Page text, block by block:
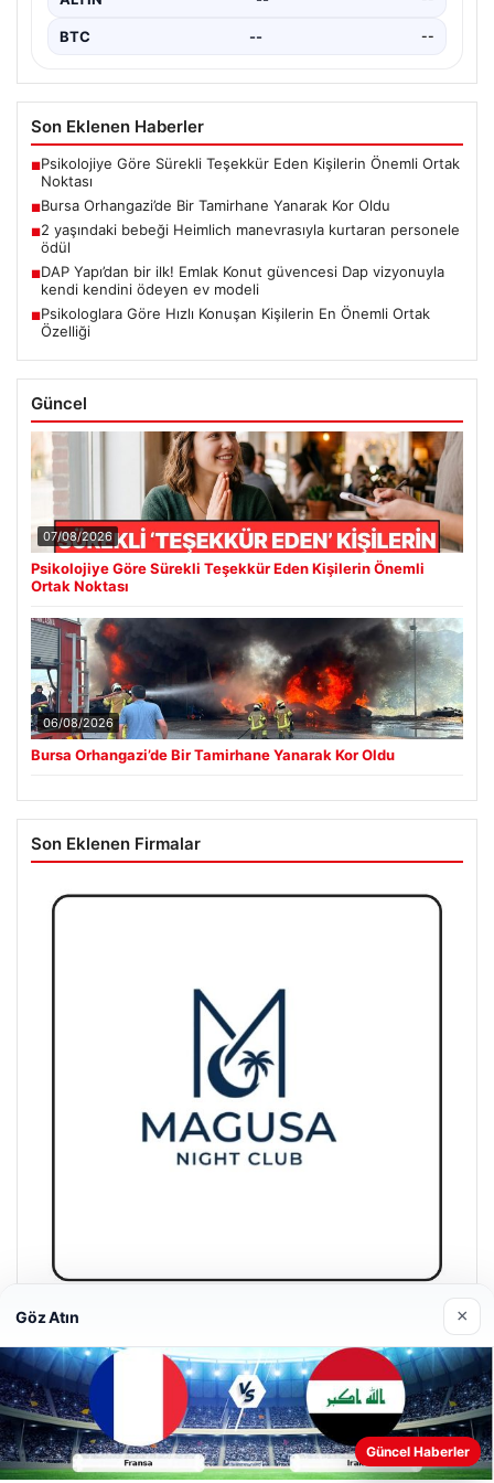
BTC -- --
Son Eklenen Haberler
■Psikolojiye Göre Sürekli Teşekkür Eden Kişilerin Önemli Ortak
Noktası
■Bursa Orhangazi’de Bir Tamirhane Yanarak Kor Oldu
■2 yaşındaki bebeği Heimlich manevrasıyla kurtaran personele
ödül
■DAP Yapı’dan bir ilk! Emlak Konut güvencesi Dap vizyonuyla
kendi kendini ödeyen ev modeli
■Psikologlara Göre Hızlı Konuşan Kişilerin En Önemli Ortak
Özelliği
Güncel
07/08/2026
Psikolojiye Göre Sürekli Teşekkür Eden Kişilerin Önemli
Ortak Noktası
06/08/2026
Bursa Orhangazi’de Bir Tamirhane Yanarak Kor Oldu
Son Eklenen Firmalar
Magusa Night Club
01/05/2026
Web sitemizi nasıl kullandığınızı daha iyi anlayabilmek,
Göz Atın ×
Güncel Haberler